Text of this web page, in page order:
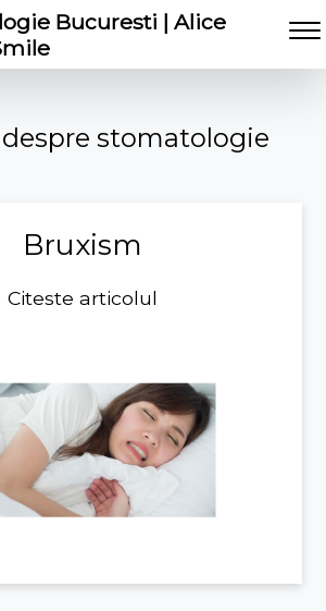
Bucuresti | Alice
stomatologie
Bruxism
Citeste articolul